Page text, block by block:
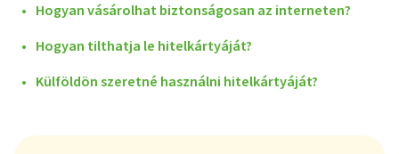
Hogyan vásárolhat biztonságosan az interneten?
Hogyan tilthatja le hitelkártyáját?
Külföldön szeretné használni hitelkártyáját?